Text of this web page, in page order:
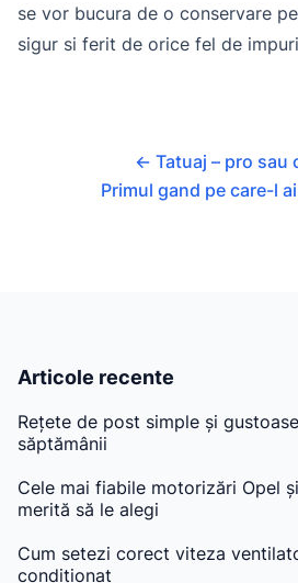
se vor bucura de o conservare
sigur si ferit de orice fel de
← Tatuaj – pro sau
Primul gand pe care-l
Articole recente
Rețete de post simple și
săptămânii
Cele mai fiabile motorizări Opel
merită să le alegi
Cum setezi corect viteza
condiționat